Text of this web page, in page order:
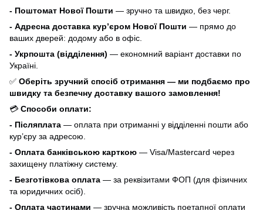
- Поштомат Нової Пошти — зручно та швидко, без черг.
- Адресна доставка кур’єром Нової Пошти — прямо до
ваших дверей: додому або в офіс.
- Укрпошта (відділення) — економний варіант доставки по
Україні.
✅ Оберіть зручний спосіб отримання — ми подбаємо про
швидку та безпечну доставку вашого замовлення!
💳 Способи оплати:
- Післяплата — оплата при отриманні у відділенні пошти або
кур’єру за адресою.
- Оплата банківською карткою — Visa/Mastercard через
захищену платіжну систему.
- Безготівкова оплата — за реквізитами ФОП (для фізичних
та юридичних осіб).
- Оплата частинами — зручна можливість поетапної оплати